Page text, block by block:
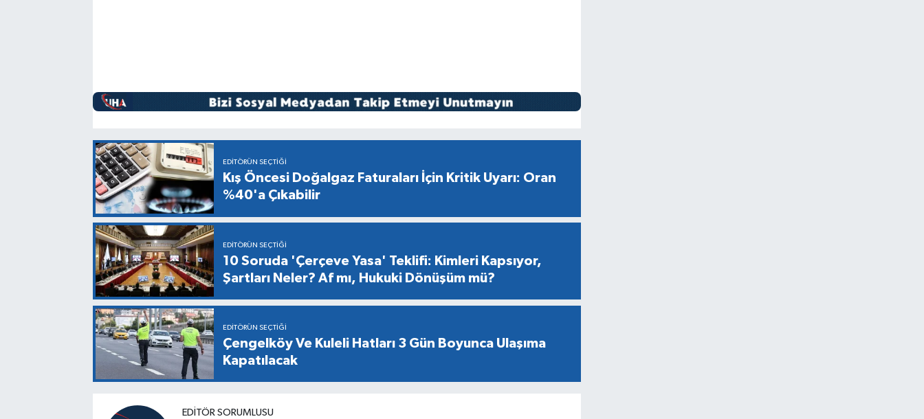
EDITÖRÜN SEÇTIĞI
Kış Öncesi Doğalgaz Faturaları İçin Kritik Uyarı: Oran
%40'a Çıkabilir
EDITÖRÜN SEÇTIĞI
10 Soruda 'Çerçeve Yasa' Teklifi: Kimleri Kapsıyor,
Şartları Neler? Af mı, Hukuki Dönüşüm mü?
EDITÖRÜN SEÇTIĞI
Çengelköy Ve Kuleli Hatları 3 Gün Boyunca Ulaşıma
Kapatılacak
EDİTÖR SORUMLUSU